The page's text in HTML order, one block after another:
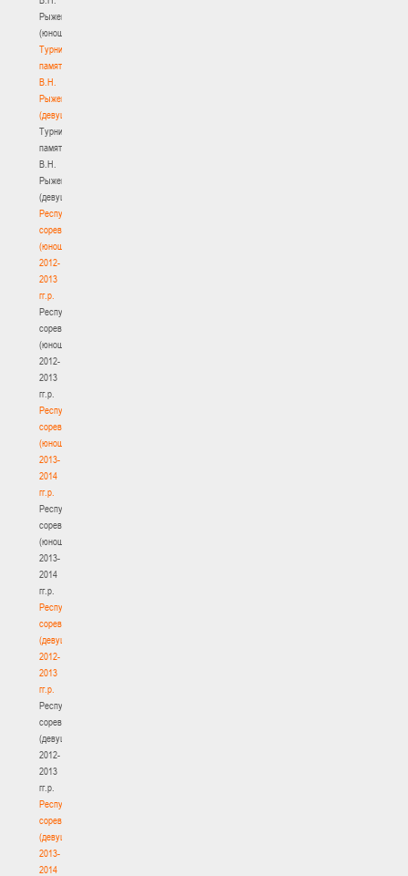
Рыженкова
(юноши)
Турнир
памяти
В.Н.
Рыженкова
(девушки)
Турнир
памяти
В.Н.
Рыженкова
(девушки)
Республиканские
соревнования
(юноши)
2012-
2013
гг.р.
Республиканские
соревнования
(юноши)
2012-
2013
гг.р.
Республиканские
соревнования
(юноши)
2013-
2014
гг.р.
Республиканские
соревнования
(юноши)
2013-
2014
гг.р.
Республиканские
соревнования
(девушки)
2012-
2013
гг.р.
Республиканские
соревнования
(девушки)
2012-
2013
гг.р.
Республиканские
соревнования
(девушки)
2013-
2014